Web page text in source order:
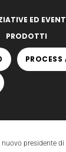
ED
PRODOTTI
nuovo presidente